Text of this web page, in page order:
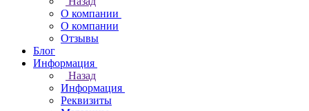
О компании
О компании
Отзывы
Блог
Информация
Назад
Информация
Реквизиты